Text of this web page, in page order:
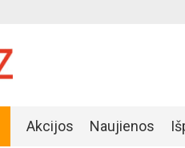
Akcijos Naujienos